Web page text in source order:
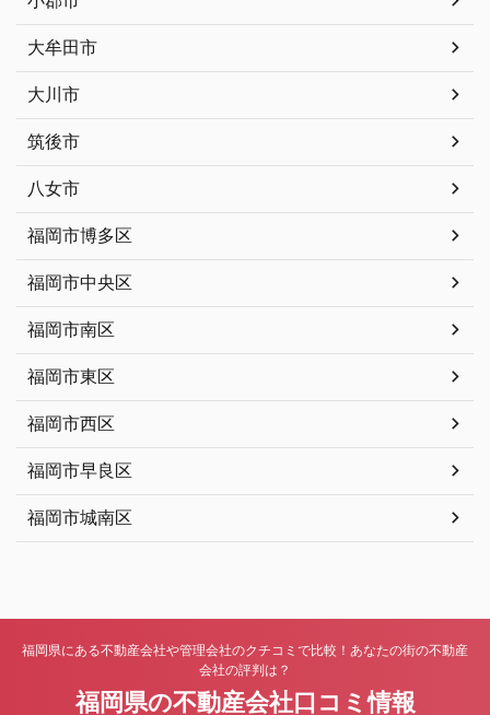
大牟田市
大川市
筑後市
八女市
福岡市博多区
福岡市中央区
福岡市南区
福岡市東区
福岡市西区
福岡市早良区
福岡市城南区
福岡県にある不動産会社や管理会社のクチコミで比較！あなたの街の不動産
会社の評判は？
福岡県の不動産会社口コミ情報